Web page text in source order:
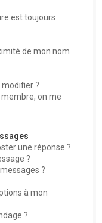
est toujours
de mon nom
?
membre, on me
une réponse ?
?
?
à mon
?